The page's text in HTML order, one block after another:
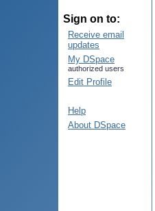
Sign on to:
Receive email
updates
My DSpace
authorized users
Edit Profile
Help
About DSpace